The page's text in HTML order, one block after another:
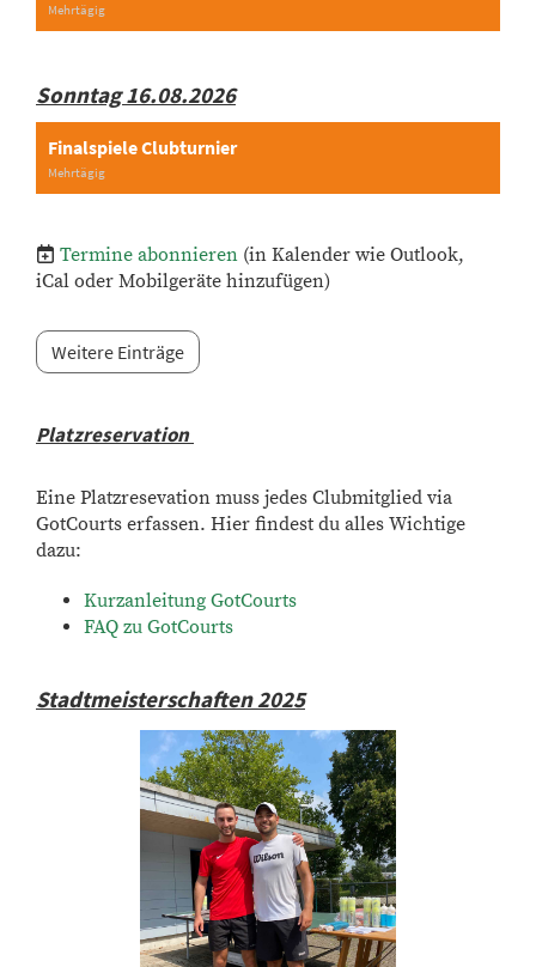
Mehrtägig
Sonntag 16.08.2026
Finalspiele Clubturnier
Mehrtägig
Termine abonnieren (in Kalender wie Outlook,
iCal oder Mobilgeräte hinzufügen)
Weitere Einträge
Platzreservation
Eine Platzresevation muss jedes Clubmitglied via
GotCourts erfassen. Hier findest du alles Wichtige
dazu:
Kurzanleitung GotCourts
FAQ zu GotCourts
Stadtmeisterschaften 2025